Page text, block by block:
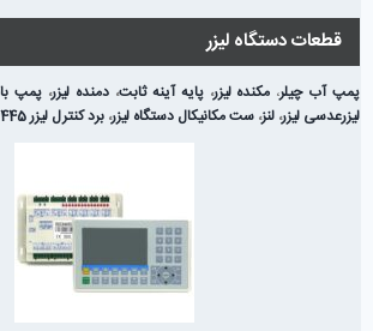
قطعات دستگاه لیزر
پمپ آب چیلر، مکنده لیزر،پایه آینه ثابت، دمنده لیزر، پمپ
لیزرعدسی لیزر، لنز، ست مکانیکال دستگاه لیزر، برد کنترل لیزر 6445